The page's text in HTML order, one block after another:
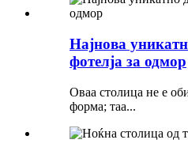
Најнова
фотелја за одмор
Оваа столица не е
форма; таа...